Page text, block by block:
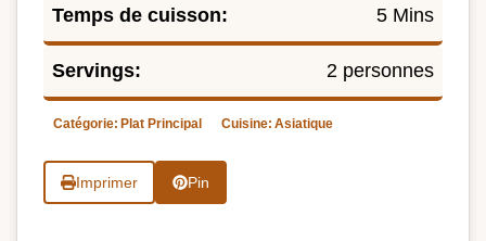
Temps de cuisson: 5 Mins
Servings: 2 personnes
Catégorie: Plat Principal Cuisine: Asiatique
Imprimer Pin